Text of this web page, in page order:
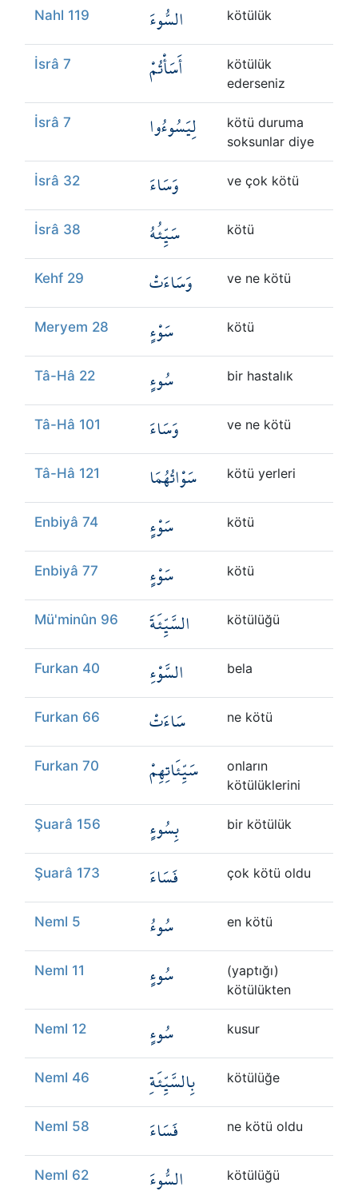
Nahl 119 السُّوءَ kötülük
İsrâ 7 أَسَأْتُمْ
kötülük
ederseniz
İsrâ 7 لِيَسُوءُوا
kötü duruma
soksunlar diye
İsrâ 32 وَسَاءَ ve çok kötü
İsrâ 38 سَيِّئُهُ kötü
Kehf 29 وَسَاءَتْ ve ne kötü
Meryem 28 سَوْءٍ kötü
Tâ-Hâ 22 سُوءٍ bir hastalık
Tâ-Hâ 101 وَسَاءَ ve ne kötü
Tâ-Hâ 121 سَوْاتُهُمَا kötü yerleri
Enbiyâ 74 سَوْءٍ kötü
Enbiyâ 77 سَوْءٍ kötü
Mü'minûn 96 السَّيِّئَةَ kötülüğü
Furkan 40 السَّوْءِ bela
Furkan 66 سَاءَتْ ne kötü
Furkan 70 سَيِّئَاتِهِمْ
onların
kötülüklerini
Şuarâ 156 بِسُوءٍ bir kötülük
Şuarâ 173 فَسَاءَ çok kötü oldu
Neml 5 سُوءُ en kötü
Neml 11 سُوءٍ
(yaptığı)
kötülükten
Neml 12 سُوءٍ kusur
Neml 46 بِالسَّيِّئَةِ kötülüğe
Neml 58 فَسَاءَ ne kötü oldu
Neml 62 السُّوءَ kötülüğü